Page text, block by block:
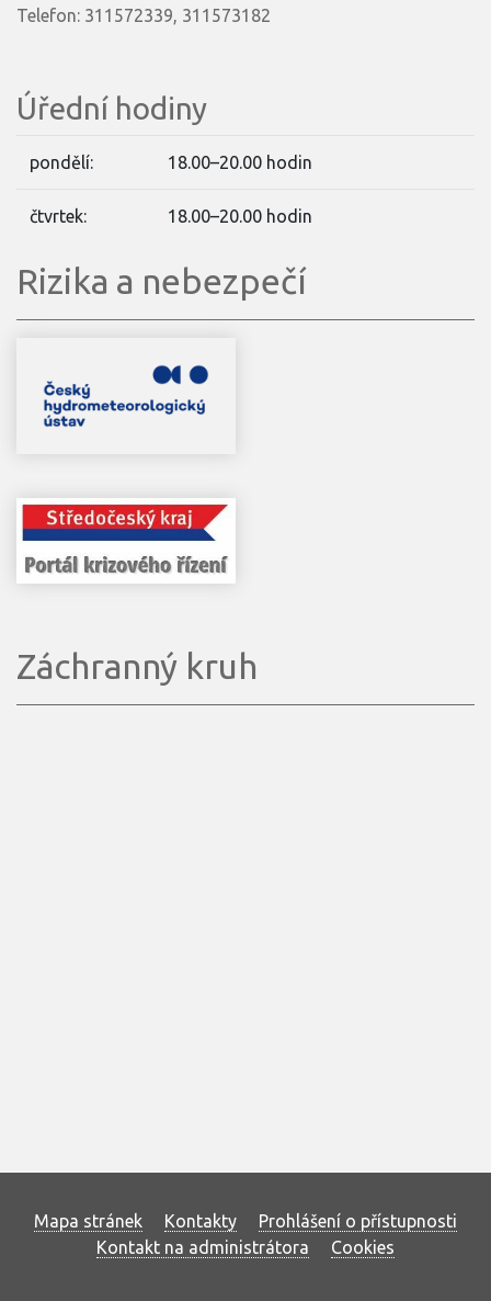
Telefon: 311572339, 311573182
Úřední hodiny
pondělí: 18.00–20.00 hodin
čtvrtek: 18.00–20.00 hodin
Rizika a nebezpečí
Záchranný kruh
Mapa stránek Kontakty
Prohlášení o přístupnosti
Kontakt na administrátora
Cookies